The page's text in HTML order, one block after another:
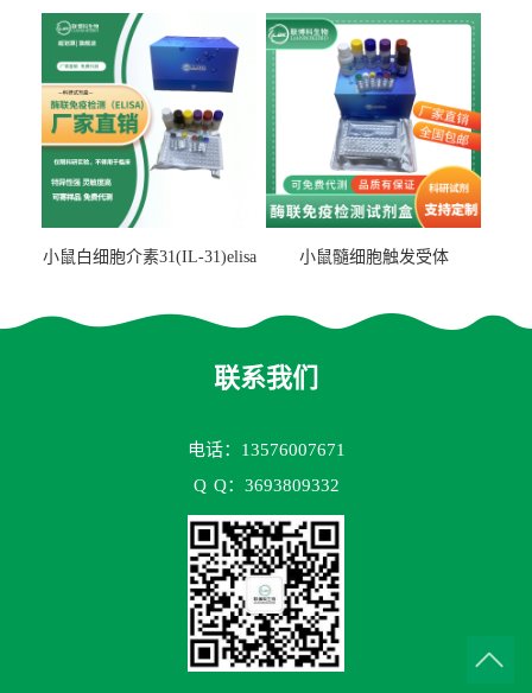
小鼠白细胞介素31(IL-31)elisa
小鼠髓细胞触发受体
联系我们
电话：13576007671
Q Q：3693809332